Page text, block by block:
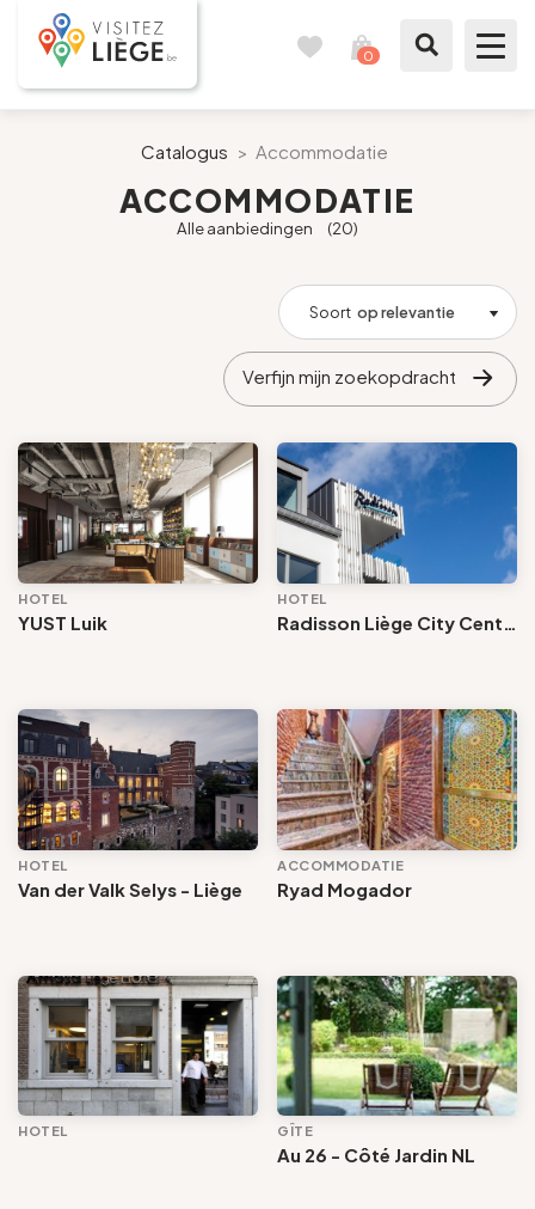
0
Agenda
Pers
Groepen en touroperators
FR EN NL DE
Catalogus > Accommodatie
ACCOMMODATIE
Alle aanbiedingen (20)
Soort op relevantie
Verfijn mijn zoekopdracht
Bed and Breakfast
Gîte
Gemeente
Rangschikking
Gesproken talen
Toegankelijkheid
HOTEL
YUST Luik
HOTEL
HOTEL
Van der Valk Selys - Liège
ACCOMMODATIE
Ryad Mogador
HOTEL GÎTE
Au 26 - Côté Jardin NL